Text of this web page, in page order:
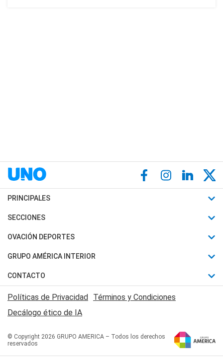
PRINCIPALES
Últimas Noticias
Política
Judiciales
Economia
SECCIONES
Horóscopo
Motores
Trucos caseros
Series y Películas
Edictos y Solicitadas
OVACIÓN DEPORTES
Fútbol
Mundial
Automovilismo
Rugby
Básquet
GRUPO AMÉRICA INTERIOR
Canal 7 en Vivo
San Juan 8
CONTACTO
Acerca de Nosotros
Contactanos
Políticas de Privacidad Términos y Condiciones
Decálogo ético de IA
© Copyright 2026 GRUPO AMERICA – Todos los derechos
reservados